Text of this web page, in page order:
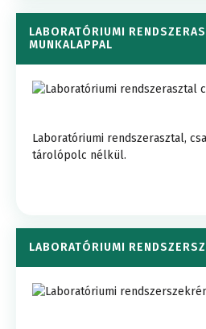
LABORATÓRIUMI
MUNKALAPPAL
Laboratóriumi rendszerasztal,
tárolópolc nélkül.
LABORATÓRIUMI